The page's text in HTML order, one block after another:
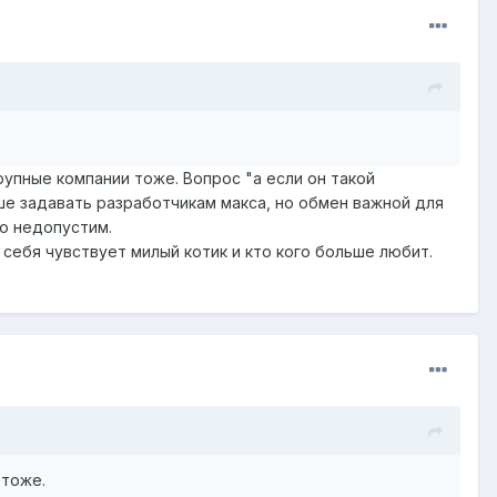
компании тоже. Вопрос "а если он такой
задавать разработчикам макса, но обмен важной для
недопустим.
чувствует милый котик и кто кого больше любит.